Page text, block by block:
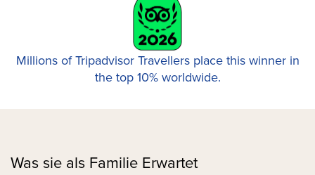
Millions of Tripadvisor Travellers place this winner in
the top 10% worldwide.
Was sie als Familie Erwartet